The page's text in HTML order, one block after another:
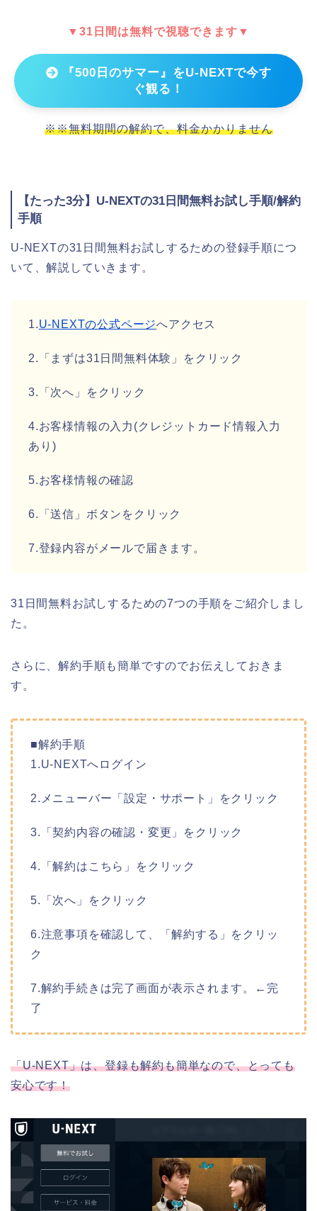
▼31日間は無料で視聴できます▼
『500日のサマー』をU-NEXTで今す
ぐ観る！
※※無料期間の解約で、料金かかりません
【たった3分】U-NEXTの31日間無料お試し手順/解約
手順
U-NEXTの31日間無料お試しするための登録手順につ
いて、解説していきます。
1.U-NEXTの公式ページへアクセス
2.「まずは31日間無料体験」をクリック
3.「次へ」をクリック
4.お客様情報の入力(クレジットカード情報入力
あり)
5.お客様情報の確認
6.「送信」ボタンをクリック
7.登録内容がメールで届きます。
31日間無料お試しするための7つの手順をご紹介しまし
た。
さらに、解約手順も簡単ですのでお伝えしておきま
す。
■解約手順
1.U-NEXTへログイン
2.メニューバー「設定・サポート」をクリック
3.「契約内容の確認・変更」をクリック
4.「解約はこちら」をクリック
5.「次へ」をクリック
6.注意事項を確認して、「解約する」をクリッ
ク
7.解約手続きは完了画面が表示されます。←完
了
「U-NEXT」は、登録も解約も簡単なので、とっても
安心です！